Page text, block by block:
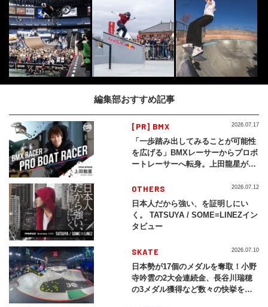
編集部おすすめ記事
[PR] BMX
「一歩踏み出してみることが可能性
を広げる」BMXレーサーからプロボ
ートレーサーへ転身。上田龍星が体
2026.07.17
OTHERS
日本人だから強い、を証明しにい
く。 TATSUYA / SOME≡LINEZイン
タビュー
2026.07.12
SKATE
日本勢が17個のメダルを奪取！小野
寺吟雲の2大会連続金、長谷川瑞穂
の3メダル獲得など数々の快挙をプ
2026.07.10